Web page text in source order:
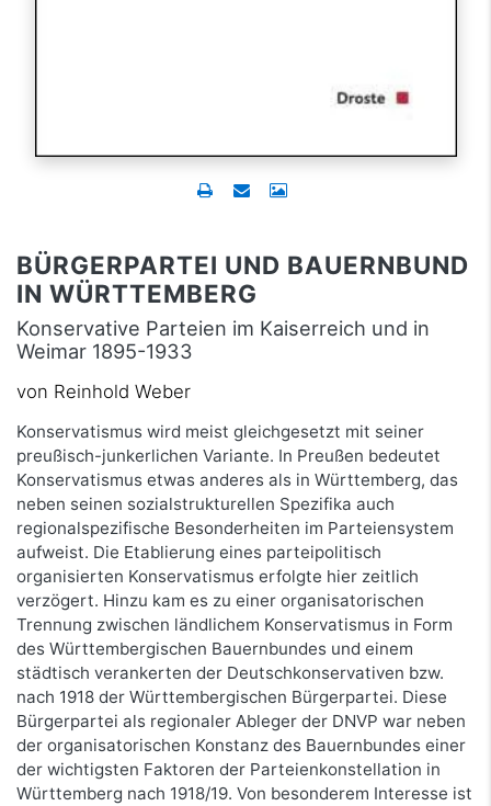
BÜRGERPARTEI UND BAUERNBUND
IN WÜRTTEMBERG
Konservative Parteien im Kaiserreich und in
Weimar 1895-1933
von Reinhold Weber
Konservatismus wird meist gleichgesetzt mit seiner
preußisch-junkerlichen Variante. In Preußen bedeutet
Konservatismus etwas anderes als in Württemberg, das
neben seinen sozialstrukturellen Spezifika auch
regionalspezifische Besonderheiten im Parteiensystem
aufweist. Die Etablierung eines parteipolitisch
organisierten Konservatismus erfolgte hier zeitlich
verzögert. Hinzu kam es zu einer organisatorischen
Trennung zwischen ländlichem Konservatismus in Form
des Württembergischen Bauernbundes und einem
städtisch verankerten der Deutschkonservativen bzw.
nach 1918 der Württembergischen Bürgerpartei. Diese
Bürgerpartei als regionaler Ableger der DNVP war neben
der organisatorischen Konstanz des Bauernbundes einer
der wichtigsten Faktoren der Parteienkonstellation in
Württemberg nach 1918/19. Von besonderem Interesse ist